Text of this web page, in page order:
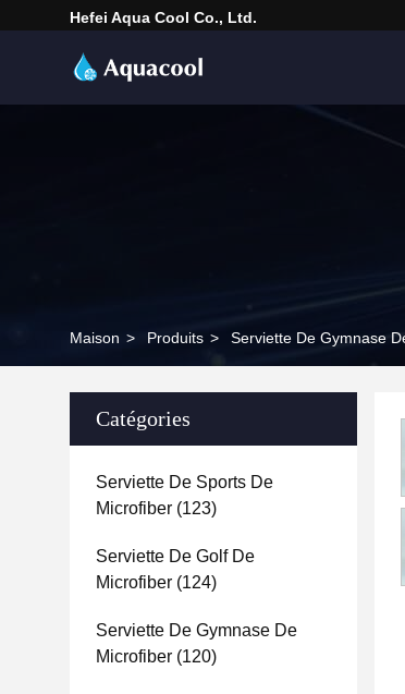
Hefei Aqua Cool Co., Ltd.
Maison > Produits > Serviette De Gymnase
Catégories
Serviette De Sports De
Microfiber (123)
Serviette De Golf De
Microfiber (124)
Serviette De Gymnase De
Microfiber (120)